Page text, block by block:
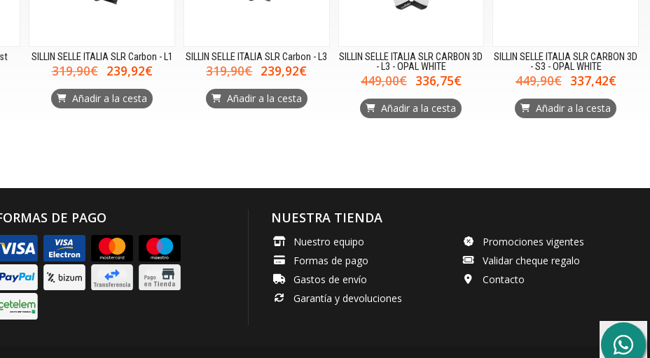
SILLIN SELLE ITALIA SLR Carbon - L1
319,90€ 239,92€
Añadir a la cesta
SILLIN SELLE ITALIA SLR Carbon - L3
319,90€ 239,92€
Añadir a la cesta
SILLIN SELLE ITALIA SLR CARBON 3D
- L3 - OPAL WHITE
449,00€ 336,75€
Añadir a la cesta
SILLIN SELLE ITALIA SLR CARBON 3D
- S3 - OPAL WHITE
449,90€ 337,42€
Añadir a la cesta
DE PAGO NUESTRA TIENDA
Nuestro equipo
Formas de pago
Gastos de envío
Garantía y devoluciones
Promociones vigentes
Validar cheque regalo
Contacto